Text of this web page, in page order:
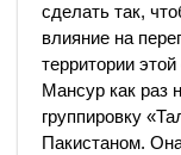
сделать так,
влияние на
территории
Мансур как раз
группировку
Пакистаном.